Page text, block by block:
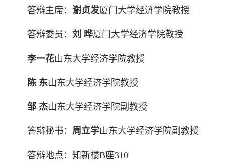
答辩主席： 谢贞发厦门大学经济学院教授
答辩委员： 刘 晔厦门大学经济学院教授
李一花山东大学经济学院教授
陈 东山东大学经济学院教授
邹 杰山东大学经济学院副教授
答辩秘书： 周立学山东大学经济学院副教授
答辩地点：知新楼B座310